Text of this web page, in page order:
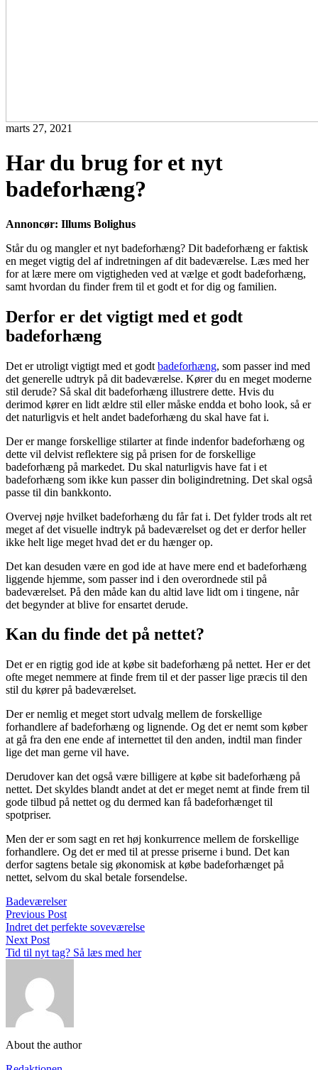
marts 27, 2021
Har du brug for et nyt
badeforhæng?
Annoncør: Illums Bolighus
Står du og mangler et nyt badeforhæng? Dit badeforhæng er faktisk
en meget vigtig del af indretningen af dit badeværelse. Læs med her
for at lære mere om vigtigheden ved at vælge et godt badeforhæng,
samt hvordan du finder frem til et godt et for dig og familien.
Derfor er det vigtigt med et godt
badeforhæng
Det er utroligt vigtigt med et godt badeforhæng, som passer ind med
det generelle udtryk på dit badeværelse. Kører du en meget moderne
stil derude? Så skal dit badeforhæng illustrere dette. Hvis du
derimod kører en lidt ældre stil eller måske endda et boho look, så er
det naturligvis et helt andet badeforhæng du skal have fat i.
Der er mange forskellige stilarter at finde indenfor badeforhæng og
dette vil delvist reflektere sig på prisen for de forskellige
badeforhæng på markedet. Du skal naturligvis have fat i et
badeforhæng som ikke kun passer din boligindretning. Det skal også
passe til din bankkonto.
Overvej nøje hvilket badeforhæng du får fat i. Det fylder trods alt ret
meget af det visuelle indtryk på badeværelset og det er derfor heller
ikke helt lige meget hvad det er du hænger op.
Det kan desuden være en god ide at have mere end et badeforhæng
liggende hjemme, som passer ind i den overordnede stil på
badeværelset. På den måde kan du altid lave lidt om i tingene, når
det begynder at blive for ensartet derude.
Kan du finde det på nettet?
Det er en rigtig god ide at købe sit badeforhæng på nettet. Her er det
ofte meget nemmere at finde frem til et der passer lige præcis til den
stil du kører på badeværelset.
Der er nemlig et meget stort udvalg mellem de forskellige
forhandlere af badeforhæng og lignende. Og det er nemt som køber
at gå fra den ene ende af internettet til den anden, indtil man finder
lige det man gerne vil have.
Derudover kan det også være billigere at købe sit badeforhæng på
nettet. Det skyldes blandt andet at det er meget nemt at finde frem til
gode tilbud på nettet og du dermed kan få badeforhænget til
spotpriser.
Men der er som sagt en ret høj konkurrence mellem de forskellige
forhandlere. Og det er med til at presse priserne i bund. Det kan
derfor sagtens betale sig økonomisk at købe badeforhænget på
nettet, selvom du skal betale forsendelse.
Badeværelser
Previous Post
Indret det perfekte soveværelse
Next Post
Tid til nyt tag? Så læs med her
About the author